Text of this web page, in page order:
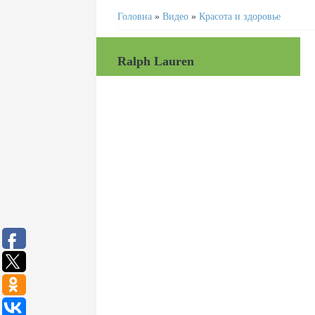
Головна » Видео » Красота и здоровье
Ralph Lauren